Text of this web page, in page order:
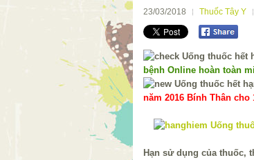
23/03/2018 Thuốc Tây Y
bệnh Online hoàn toàn
năm 2016 Bính Thân
Hạn sử dụng của thuốc,